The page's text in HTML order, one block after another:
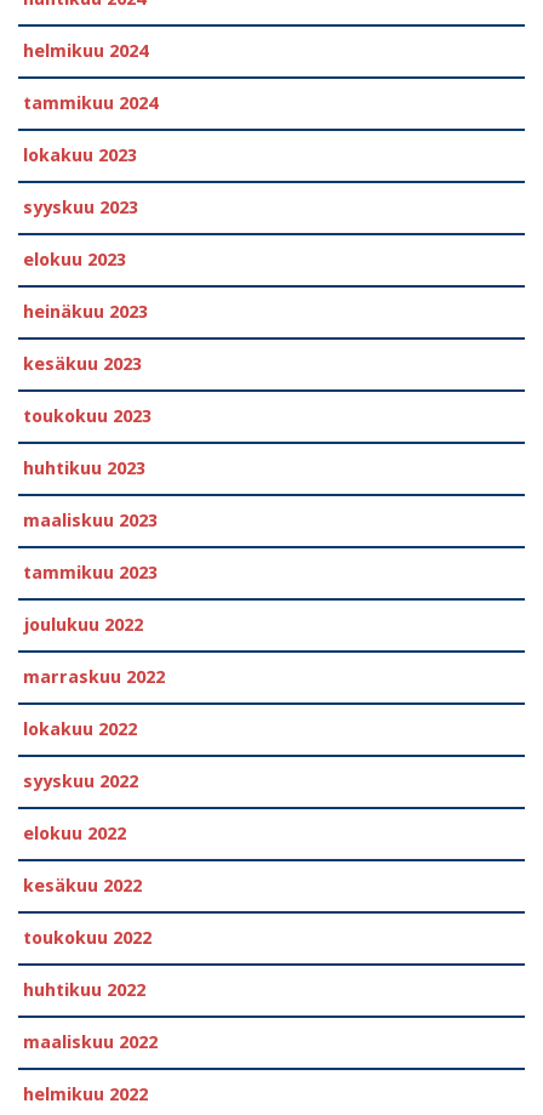
helmikuu 2024
tammikuu 2024
lokakuu 2023
syyskuu 2023
elokuu 2023
heinäkuu 2023
kesäkuu 2023
toukokuu 2023
huhtikuu 2023
maaliskuu 2023
tammikuu 2023
joulukuu 2022
marraskuu 2022
lokakuu 2022
syyskuu 2022
elokuu 2022
kesäkuu 2022
toukokuu 2022
huhtikuu 2022
maaliskuu 2022
helmikuu 2022